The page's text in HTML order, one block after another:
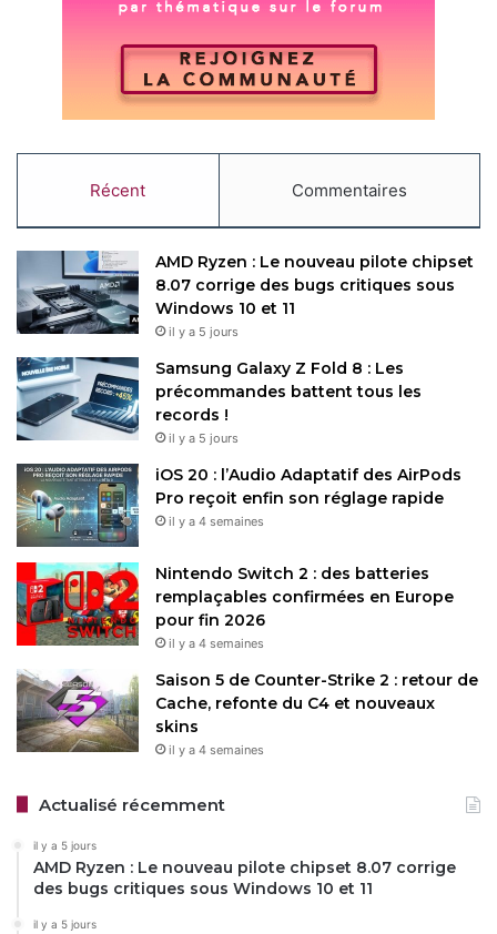
Copy URL
Récent Commentaires
AMD Ryzen : Le nouveau pilote chipset
8.07 corrige des bugs critiques sous
Windows 10 et 11
il y a 5 jours
Samsung Galaxy Z Fold 8 : Les
précommandes battent tous les
records !
il y a 5 jours
iOS 20 : l’Audio Adaptatif des AirPods
Pro reçoit enfin son réglage rapide
il y a 4 semaines
Nintendo Switch 2 : des batteries
remplaçables confirmées en Europe
pour fin 2026
il y a 4 semaines
Saison 5 de Counter-Strike 2 : retour de
Cache, refonte du C4 et nouveaux
skins
il y a 4 semaines
Actualisé récemment
il y a 5 jours
AMD Ryzen : Le nouveau pilote chipset 8.07 corrige
des bugs critiques sous Windows 10 et 11
il y a 5 jours